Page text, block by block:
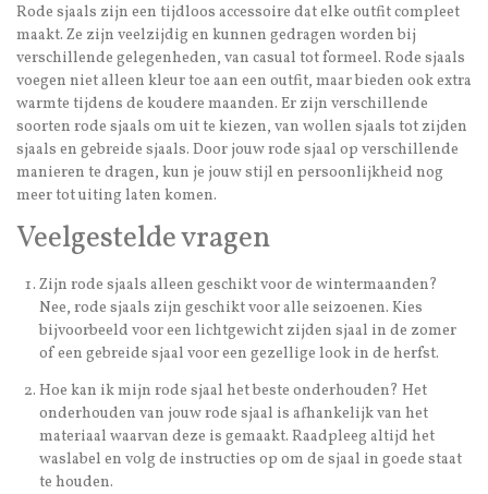
Rode sjaals zijn een tijdloos accessoire dat elke outfit compleet
maakt. Ze zijn veelzijdig en kunnen gedragen worden bij
verschillende gelegenheden, van casual tot formeel. Rode sjaals
voegen niet alleen kleur toe aan een outfit, maar bieden ook extra
warmte tijdens de koudere maanden. Er zijn verschillende
soorten rode sjaals om uit te kiezen, van wollen sjaals tot zijden
sjaals en gebreide sjaals. Door jouw rode sjaal op verschillende
manieren te dragen, kun je jouw stijl en persoonlijkheid nog
meer tot uiting laten komen.
Veelgestelde vragen
Zijn rode sjaals alleen geschikt voor de wintermaanden?
Nee, rode sjaals zijn geschikt voor alle seizoenen. Kies
bijvoorbeeld voor een lichtgewicht zijden sjaal in de zomer
of een gebreide sjaal voor een gezellige look in de herfst.
Hoe kan ik mijn rode sjaal het beste onderhouden? Het
onderhouden van jouw rode sjaal is afhankelijk van het
materiaal waarvan deze is gemaakt. Raadpleeg altijd het
waslabel en volg de instructies op om de sjaal in goede staat
te houden.